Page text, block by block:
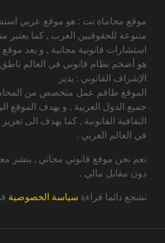
موقع محاماة نت : هو موقع عربي
متنوعة للحقوقيين العرب , كما يعتبر
استشارات قانونية مجانية , و يعد موقع
هو أضخم نظام قانوني في العالم ناطق
الإشراف القانوني : يدير
الموقع طاقم عمل متخصص من
جميع الدول العربية , و يهدف الموقع
الثقافية القانونية , كما يهدف الى
في العالم العربي .
نعم نحن موقع قانوني مجاني , ينشر
دون مقابل مالي .
نشجع دائما قراءة سياسة الخصوصية